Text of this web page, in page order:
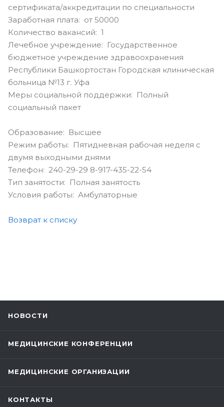
сертификата/аккредитации по специальности
Заработная плата: от 50000
Количество вакансий: 1
Лечебное учреждение: Государственное
бюджетное учреждение здравоохранения
Республики Башкортостан Городская клиническая
больница №13 г. Уфа
Меры социальной поддержки: Полный
социальный пакет
Образование: Высшее
Режим работы: Пятидневная рабочая неделя с
двумя выходными днями
Телефон: 240-29-29 8-917-435-22-54
Тип занятости: Полная занятость
Условия работы: Амбулаторные
Возврат к списку
НОВОСТИ
МЕДИЦИНСКИЕ КОНФЕРЕНЦИИ
МЕДИЦИНСКИЕ ОРГАНИЗАЦИИ
КОНТАКТЫ